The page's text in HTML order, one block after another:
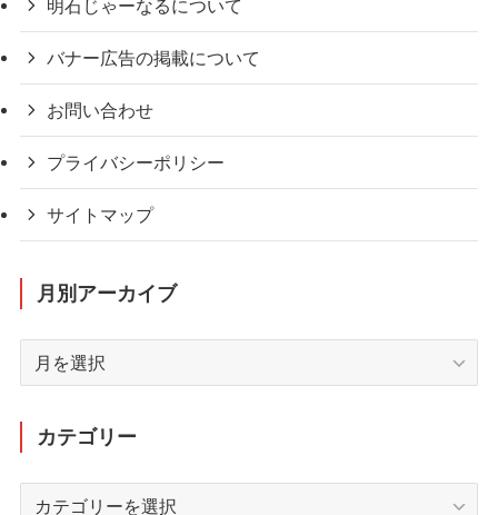
明石じゃーなるについて
バナー広告の掲載について
お問い合わせ
プライバシーポリシー
サイトマップ
月別アーカイブ
イ
カテゴリー